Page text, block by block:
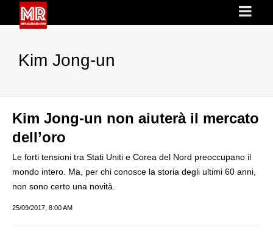
Kim Jong-un
Kim Jong-un non aiuterà il mercato
dell’oro
Le forti tensioni tra Stati Uniti e Corea del Nord preoccupano il
mondo intero. Ma, per chi conosce la storia degli ultimi 60 anni,
non sono certo una novità.
25/09/2017, 8:00 AM